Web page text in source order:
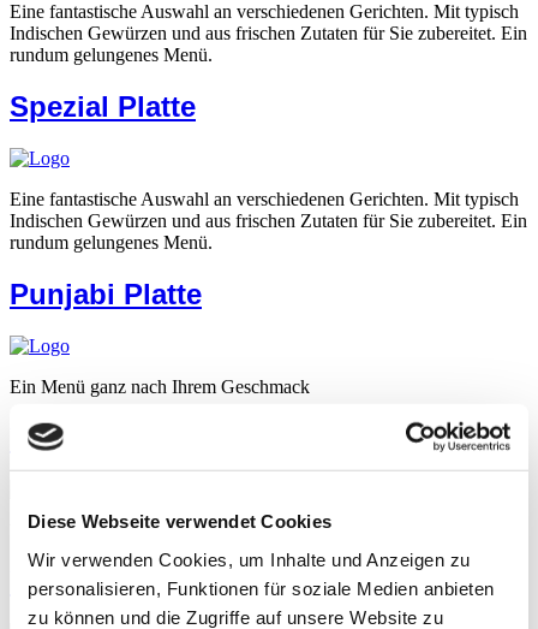
Diese Webseite verwendet Cookies
Wir verwenden Cookies, um Inhalte und Anzeigen zu
personalisieren, Funktionen für soziale Medien anbieten
zu können und die Zugriffe auf unsere Website zu
Eine fantastische Auswahl an verschiedenen Gerichten. Mit typisch
Indischen Gewürzen und aus frischen Zutaten für Sie zubereitet. Ein
rundum gelungenes Menü.
Spezial Platte
Eine fantastische Auswahl an verschiedenen Gerichten. Mit typisch
Indischen Gewürzen und aus frischen Zutaten für Sie zubereitet. Ein
rundum gelungenes Menü.
Punjabi Platte
Ein Menü ganz nach Ihrem Geschmack
Yogi Platte Vegetarisch
Yogi Platte mit viel Gemüse und indischen Gewürzen
Yogi Thali Vegetarisch